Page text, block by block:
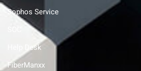
Sophos Service
Help Desk
FiberManxx